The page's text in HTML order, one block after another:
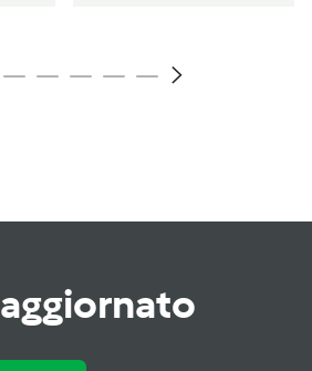
aggiornato